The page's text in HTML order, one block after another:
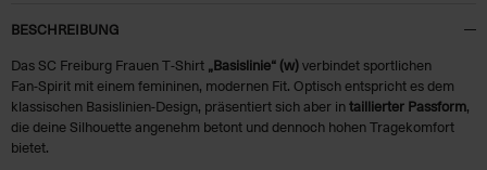
BESCHREIBUNG
Das SC Freiburg Frauen T‑Shirt „Basislinie“ (w)verbindet sportlichen
Fan‑Spirit mit einem femininen, modernen Fit. Optisch entspricht es dem
klassischen Basislinien‑Design, präsentiert sich aber intaillierter Passform,
die deine Silhouette angenehm betont und dennoch hohen Tragekomfort
bietet.